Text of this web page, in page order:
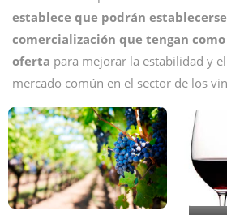
establece que podrán
comercialización que tengan
oferta para mejorar la estabilidad y
mercado común en el sector de los